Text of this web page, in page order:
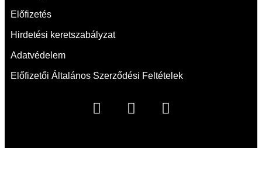
Előfizetés
Hirdetési keretszabályzat
Adatvédelem
Előfizetői Általános Szerződési Feltételek